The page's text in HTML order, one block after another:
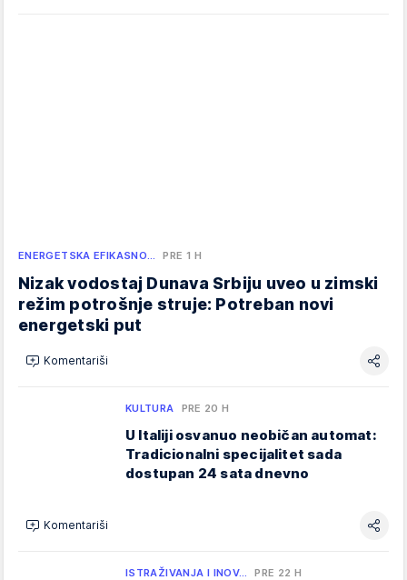
ENERGETSKA EFIKASNO… PRE 1 H
Nizak vodostaj Dunava Srbiju uveo u zimski
režim potrošnje struje: Potreban novi
energetski put
Komentariši
KULTURA PRE 20 H
U Italiji osvanuo neobičan automat:
Tradicionalni specijalitet sada
dostupan 24 sata dnevno
Komentariši
ISTRAŽIVANJA I INOV… PRE 22 H